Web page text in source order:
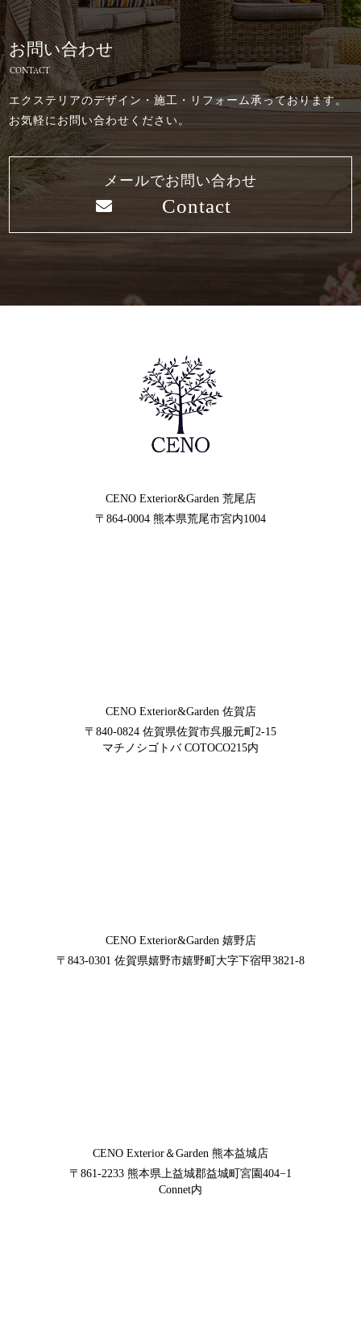
お問い合わせ
CONTACT
エクステリアのデザイン・施工・リフォーム承っております。
お気軽にお問い合わせください。
メールでお問い合わせ
Contact
CENO Exterior&Garden荒尾店
〒864-0004 熊本県荒尾市宮内1004
CENO Exterior&Garden佐賀店
〒840-0824 佐賀県佐賀市呉服元町2-15
マチノシゴトバ COTOCO215内
CENO Exterior&Garden嬉野店
〒843-0301 佐賀県嬉野市嬉野町大字下宿甲3821-8
CENO Exterior＆Garden 熊本益城店
〒861-2233 熊本県上益城郡益城町宮園404−1
Connet内